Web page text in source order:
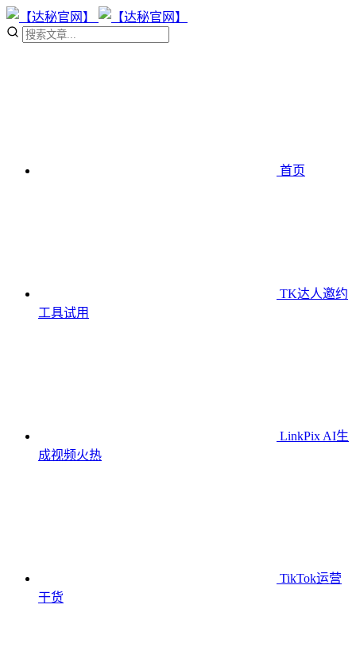
首页
TK达人邀约
工具试用
LinkPix AI生
成视频火热
TikTok运营
干货